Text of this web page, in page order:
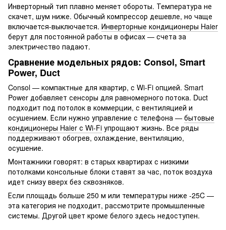
Инверторный тип плавно меняет обороты. Температура не
скачет, шум ниже. Обычный компрессор дешевле, но чаще
включается-выключается. Инверторные кондиционеры Haier
берут для постоянной работы в офисах — счета за
электричество падают.
Сравнение модельных рядов: Consol, Smart
Power, Duct
Consol — компактные для квартир, с Wi-Fi опцией. Smart
Power добавляет сенсоры для равномерного потока. Duct
подходит под потолок в коммерции, с вентиляцией и
осушением. Если нужно управление с телефона — бытовые
кондиционеры Haier с Wi-Fi упрощают жизнь. Все ряды
поддерживают обогрев, охлаждение, вентиляцию,
осушение.
Монтажники говорят: в старых квартирах с низкими
потолками консольные блоки ставят за час, поток воздуха
идет снизу вверх без сквозняков.
Если площадь больше 250 м или температуры ниже -25C —
эта категория не подходит, рассмотрите промышленные
системы. Другой цвет кроме белого здесь недоступен.